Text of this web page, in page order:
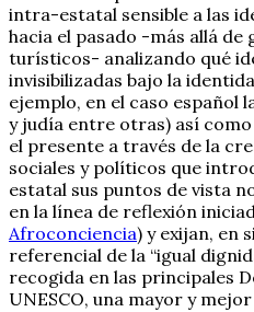
intra-estatal sensible a las
hacia el pasado -más allá de
turísticos- analizando qué
invisibilizadas bajo la
ejemplo, en el caso español
y judía entre otras) así
el presente a través de la
sociales y políticos que
estatal sus puntos de vista
en la línea de reflexión
Afroconciencia) y exijan, en
referencial de la “igual
recogida en las principales
UNESCO, una mayor y